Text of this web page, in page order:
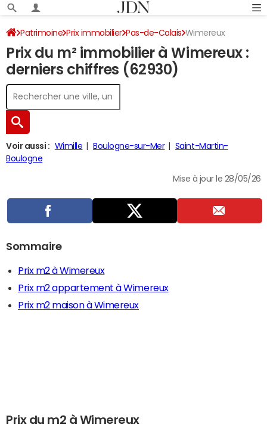
Patrimoine Prix immobilier Pas-de-Calais Wimereux
Prix du m² immobilier à Wimereux :
derniers chiffres (62930)
Voir aussi : Wimille Boulogne-sur-Mer
Saint-Martin-
Boulogne
Mise à jour le 28/05/26
Sommaire
Prix m2 à Wimereux
Prix m2 appartement à Wimereux
Prix m2 maison à Wimereux
Prix du m2 à Wimereux